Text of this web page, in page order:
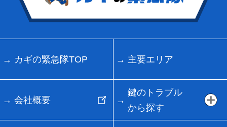
カギの緊急隊TOP 主要エリア
会社概要
鍵のトラブル
から探す